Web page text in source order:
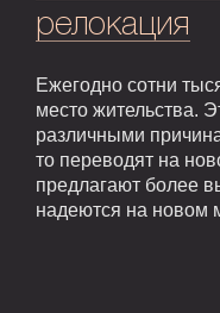
релокация
Ежегодно сотни
место жительства.
различными
то переводят на
предлагают более
надеются на новом